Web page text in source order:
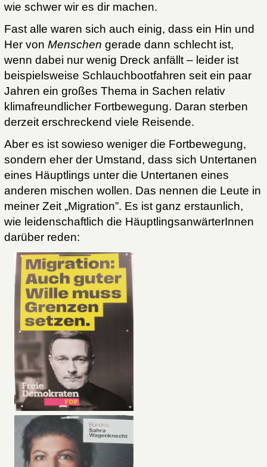
wie schwer wir es dir machen.
Fast alle waren sich auch einig, dass ein Hin und
Her von Menschen gerade dann schlecht ist,
wenn dabei nur wenig Dreck anfällt – leider ist
beispielsweise Schlauchbootfahren seit ein paar
Jahren ein großes Thema in Sachen relativ
klimafreundlicher Fortbewegung. Daran sterben
derzeit erschreckend viele Reisende.
Aber es ist sowieso weniger die Fortbewegung,
sondern eher der Umstand, dass sich Untertanen
eines Häuptlings unter die Untertanen eines
anderen mischen wollen. Das nennen die Leute in
meiner Zeit „Migration”. Es ist ganz erstaunlich,
wie leidenschaftlich die HäuptlingsanwärterInnen
darüber reden: